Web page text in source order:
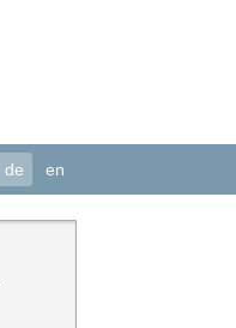
de en